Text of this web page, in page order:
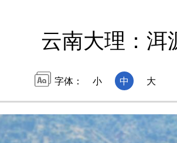
云南大理：洱
字体： 小 中 大